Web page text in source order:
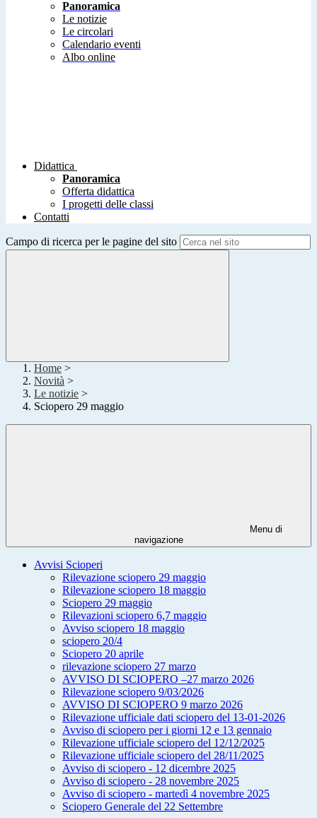
Panoramica
Le notizie
Le circolari
Calendario eventi
Albo online
Didattica
Panoramica
Offerta didattica
I progetti delle classi
Contatti
Campo di ricerca per le pagine del sito
Home >
Novità >
Le notizie >
Sciopero 29 maggio
Menu di
navigazione
Avvisi Scioperi
Rilevazione sciopero 29 maggio
Rilevazione sciopero 18 maggio
Sciopero 29 maggio
Rilevazioni sciopero 6,7 maggio
Avviso sciopero 18 maggio
sciopero 20/4
Sciopero 20 aprile
rilevazione sciopero 27 marzo
AVVISO DI SCIOPERO –27 marzo 2026
Rilevazione sciopero 9/03/2026
AVVISO DI SCIOPERO 9 marzo 2026
Rilevazione ufficiale dati sciopero del 13-01-2026
Avviso di sciopero per i giorni 12 e 13 gennaio
Rilevazione ufficiale sciopero del 12/12/2025
Rilevazione ufficiale sciopero del 28/11/2025
Avviso di sciopero - 12 dicembre 2025
Avviso di sciopero - 28 novembre 2025
Avviso di sciopero - martedì 4 novembre 2025
Sciopero Generale del 22 Settembre